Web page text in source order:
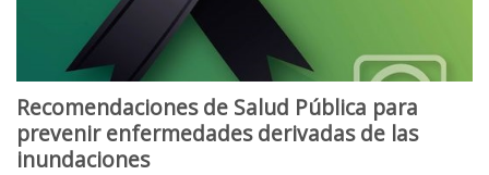
Recomendaciones de Salud Pública para
prevenir enfermedades derivadas de las
inundaciones